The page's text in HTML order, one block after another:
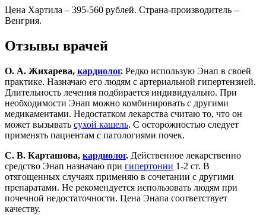
Цена Хартила – 395-560 рублей. Страна-производитель –
Венгрия.
Отзывы врачей
О. А. Жихарева, кардиолог. Редко использую Энап в своей
практике. Назначаю его людям с артериальной гипертензией.
Длительность лечения подбирается индивидуально. При
необходимости Энап можно комбинировать с другими
медикаментами. Недостатком лекарства считаю то, что он
может вызывать сухой кашель. С осторожностью следует
применять пациентам с патологиями почек.
С. В. Карташова, кардиолог. Действенное лекарственно
средство Энап назначаю при гипертонии 1-2 ст. В
отягощенных случаях применяю в сочетании с другими
препаратами. Не рекомендуется использовать людям при
почечной недостаточности. Цена Энапа соответствует
качеству.